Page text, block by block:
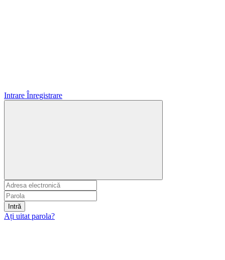
Intrare Înregistrare
Intră
Ați uitat parola?